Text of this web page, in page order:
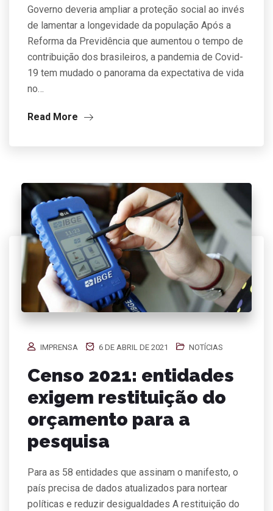
Governo deveria ampliar a proteção social ao invés
de lamentar a longevidade da população Após a
Reforma da Previdência que aumentou o tempo de
contribuição dos brasileiros, a pandemia de Covid-
19 tem mudado o panorama da expectativa de vida
no…
Read More
IMPRENSA 6 DE ABRIL DE 2021 NOTÍCIAS
Censo 2021: entidades
exigem restituição do
orçamento para a
pesquisa
Para as 58 entidades que assinam o manifesto, o
país precisa de dados atualizados para nortear
políticas e reduzir desigualdades A restituição do